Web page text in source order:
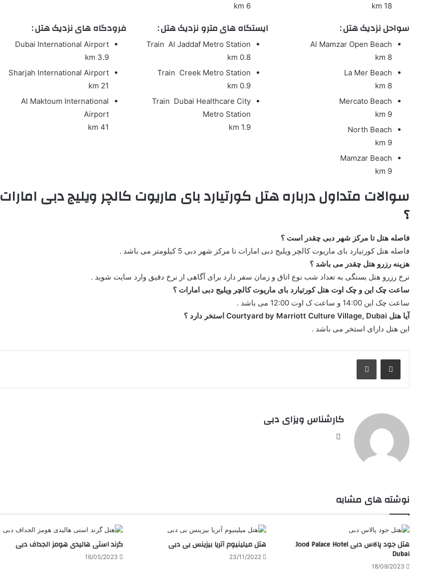
18 km
6 km
سواحل نزدیک هتل :
Al Mamzar Open Beach
8 km
La Mer Beach
8 km
Mercato Beach
9 km
North Beach
9 km
Mamzar Beach
9 km
ایستگاه های مترو نزدیک هتل :
Train Al Jaddaf Metro Station
0.8 km
Train Creek Metro Station
0.9 km
Train Dubai Healthcare City
Metro Station
1.9 km
فرودگاه های نزدیک هتل :
Dubai International Airport
3.9 km
Sharjah International Airport
21 km
Al Maktoum International
Airport
41 km
سوالات متداول درباره هتل کورتیارد بای ماریوت کالچر ویلیج دبی امارات
؟
فاصله هتل تا مرکز شهر دبی چقدر است ؟
فاصله هتل کورتیارد بای ماریوت کالچر ویلیج دبی امارات تا مرکز شهر دبی 5 کیلومتر می باشد .
هزینه رزرو هتل چقدر می باشد ؟
نرخ رزرو هتل بستگی به تعداد شب نوع اتاق و زمان سفر دارد برای آگاهی از نرخ دقیق وارد سایت شوید .
ساعت چک این و چک اوت هتل کورتیارد بای ماریوت کالچر ویلیج دبی امارات ؟
ساعت چک این 14:00 و ساعت ک اوت 12:00 می باشد .
آیا هتل Courtyard by Marriott Culture Village, Dubai استخر دارد ؟
این هتل دارای استخر می باشد .
اشتراک گذاری از طریق ایمیل چاپ
کارشناس ویزای دبی
نوشته های مشابه
هتل جود پالاس دبی Jood Palace Hotel
Dubai
18/09/2023
هتل میلینیوم آتریا بیزینس بی دبی
23/11/2022
گرند استی هالیدی هومز الجداف دبی
16/05/2023